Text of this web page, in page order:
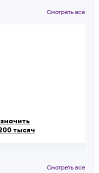
Смотреть все
тысяч
Смотреть все